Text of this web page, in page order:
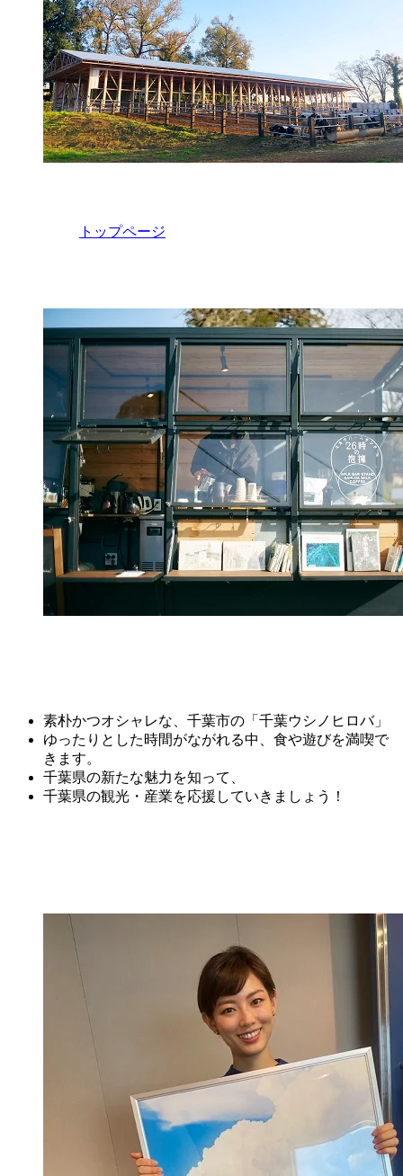
トップページ
素朴かつオシャレな、千葉市の「千葉ウシノヒロバ」
ゆったりとした時間がながれる中、食や遊びを満喫で
きます。
千葉県の新たな魅力を知って、
千葉県の観光・産業を応援していきましょう！